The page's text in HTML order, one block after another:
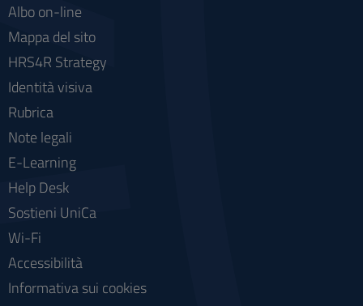
Albo on-line
Mappa del sito
HRS4R Strategy
Identità visiva
Rubrica
Note legali
E-Learning
Help Desk
Sostieni UniCa
Wi-Fi
Accessibilità
Informativa sui cookies